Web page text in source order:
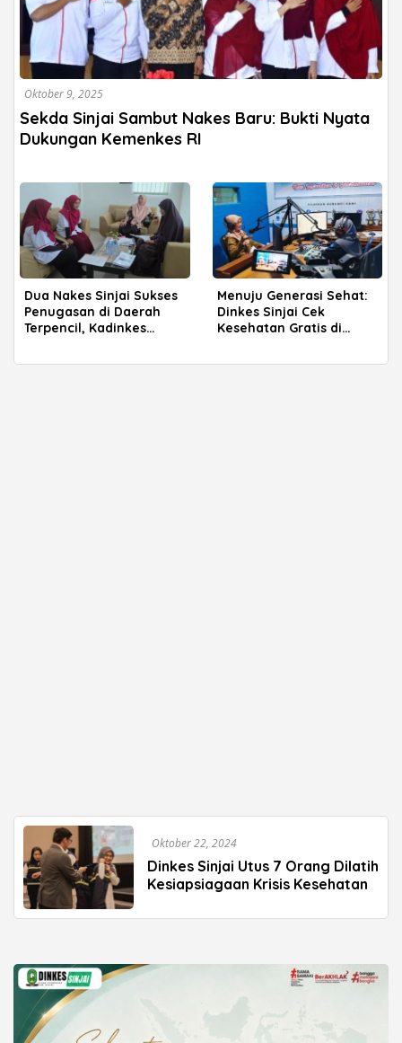
Oktober 9, 2025
Sekda Sinjai Sambut Nakes Baru: Bukti Nyata
Dukungan Kemenkes RI
Dua Nakes Sinjai Sukses
Penugasan di Daerah
Terpencil, Kadinkes
Menuju Generasi Sehat:
Dinkes Sinjai Cek
Kesehatan Gratis di
Oktober 22, 2024
Dinkes Sinjai Utus 7 Orang Dilatih
Kesiapsiagaan Krisis Kesehatan